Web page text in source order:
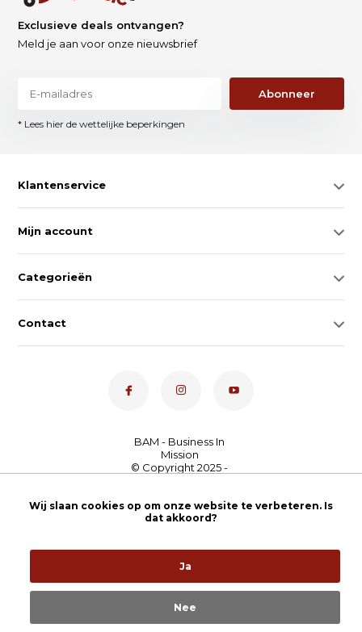
Exclusieve deals ontvangen?
Meld je aan voor onze nieuwsbrief
Abonneer
* Lees hier de wettelijke beperkingen
Klantenservice
Mijn account
Categorieën
Contact
Nederland4,7- bekijk
onze 100+ reviews
Wij slaan cookies op om onze website te verbeteren. Is
dat akkoord?
Ja
Nee